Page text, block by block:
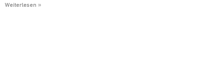
Weiterlesen »